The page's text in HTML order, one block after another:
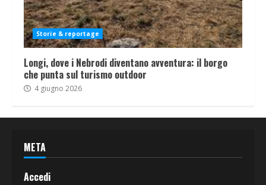
Storie & reportage
Longi, dove i Nebrodi diventano avventura: il borgo
che punta sul turismo outdoor
4 giugno 2026
META
Accedi